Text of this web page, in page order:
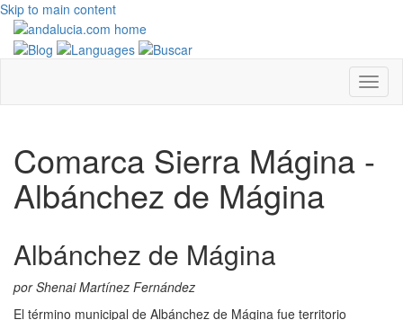
Skip to main content
Comarca Sierra Mágina -
Albánchez de Mágina
Albánchez de Mágina
por Shenai Martínez Fernández
El término municipal de Albánchez de Mágina fue territorio